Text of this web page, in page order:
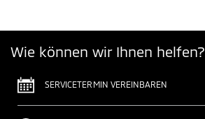
Wie können wir Ihnen helfen?
SERVICETERMIN VEREINBAREN